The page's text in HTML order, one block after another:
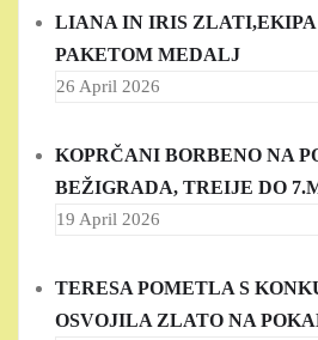
LIANA IN IRIS ZLATI,EKIPA
PAKETOM MEDALJ
26 April 2026
KOPRČANI BORBENO NA
BEŽIGRADA, TREIJE DO
19 April 2026
TERESA POMETLA S
OSVOJILA ZLATO NA